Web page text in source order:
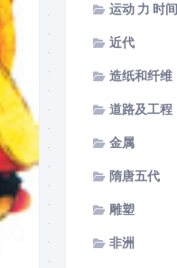
运动 力 时间
近代
造纸和纤维
道路及工程
金属
隋唐五代
雕塑
非洲